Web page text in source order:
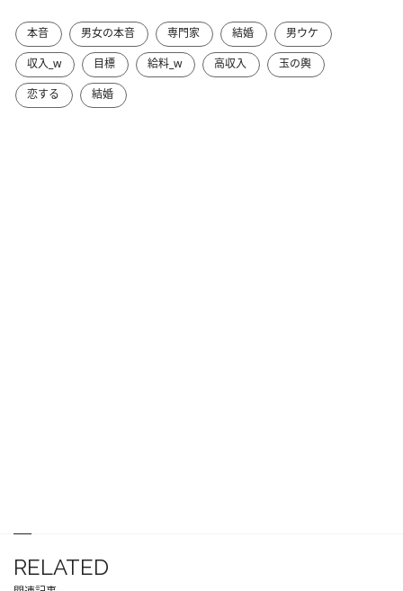
本音 男女の本音 専門家 結婚
男ウケ
収入_w
目標 給料_w 高収入
玉の輿
恋する
結婚
RELATED